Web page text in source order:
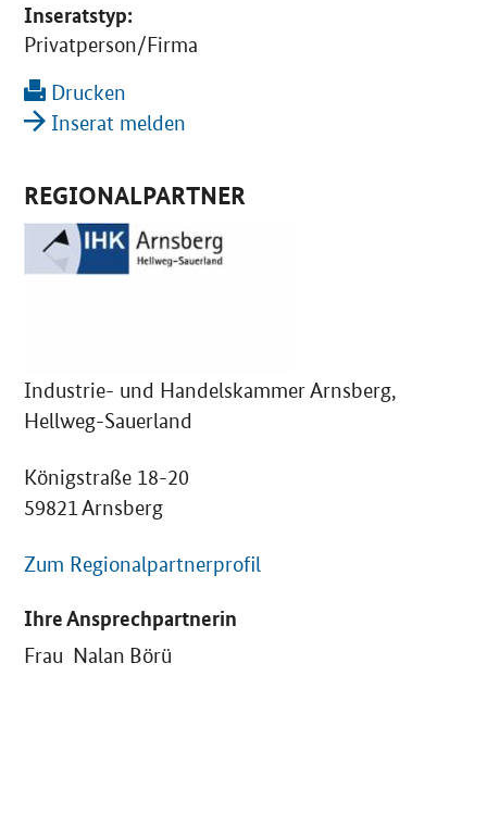
Inseratstyp:
Privatperson/Firma
Drucken
Inserat melden
REGIONALPARTNER
Industrie- und Handelskammer Arnsberg,
Hellweg-Sauerland
Königstraße 18-20
59821 Arnsberg
Zum Regionalpartnerprofil
Ihre Ansprechpartnerin
Frau Nalan Börü